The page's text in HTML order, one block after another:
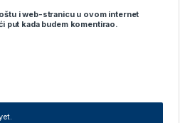
i web-stranicu u ovom internet
put kada budem komentirao.